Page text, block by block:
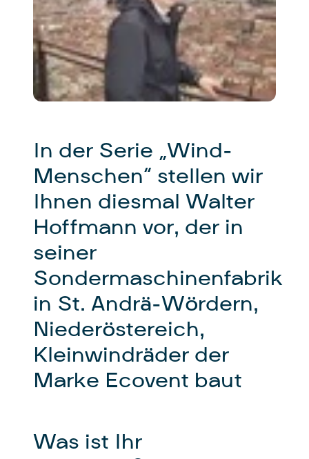
In der Serie „Wind-
Menschen“ stellen wir
Ihnen diesmal Walter
Hoffmann vor, der in
seiner
Sondermaschinenfabrik
in St. Andrä-Wördern,
Niederöstereich,
Kleinwindräder der
Marke Ecovent baut
Was ist Ihr